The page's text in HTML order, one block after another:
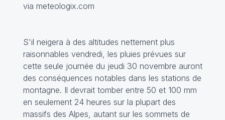
via meteologix.com
S'il neigera à des altitudes nettement plus
raisonnables vendredi, les pluies prévues sur
cette seule journée du jeudi 30 novembre auront
des conséquences notables dans les stations de
montagne. Il devrait tomber entre 50 et 100 mm
en seulement 24 heures sur la plupart des
massifs des Alpes, autant sur les sommets de